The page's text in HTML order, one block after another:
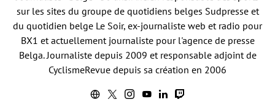
sur les sites du groupe de quotidiens belges Sudpresse et
du quotidien belge Le Soir, ex-journaliste web et radio pour
BX1 et actuellement journaliste pour l'agence de presse
Belga. Journaliste depuis 2009 et responsable adjoint de
CyclismeRevue depuis sa création en 2006